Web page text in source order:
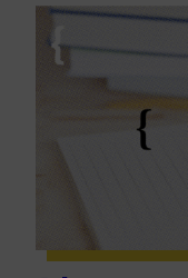
r
r
a
:
g
u
a